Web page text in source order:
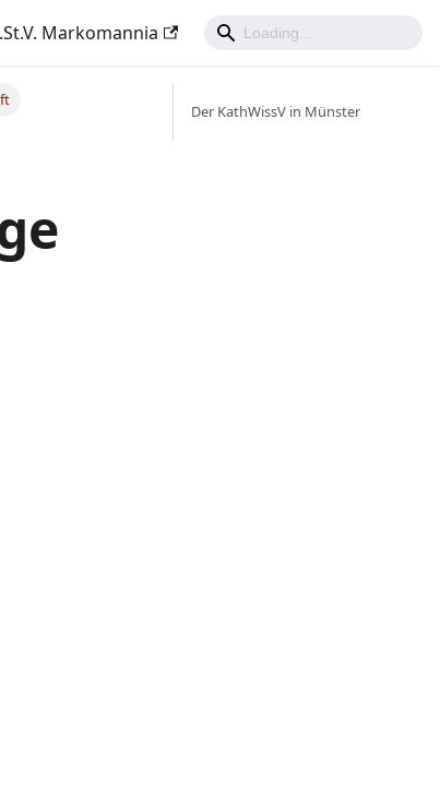
Markomannia
Der KathWissV in Münster